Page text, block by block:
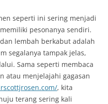
seperti ini sering menjadi
pesonanya sendiri.
lembah berkabut adalah
segalanya tampak jelas,
Sama seperti membaca
atau menjelajahi gagasan
, kita
terang sering kali